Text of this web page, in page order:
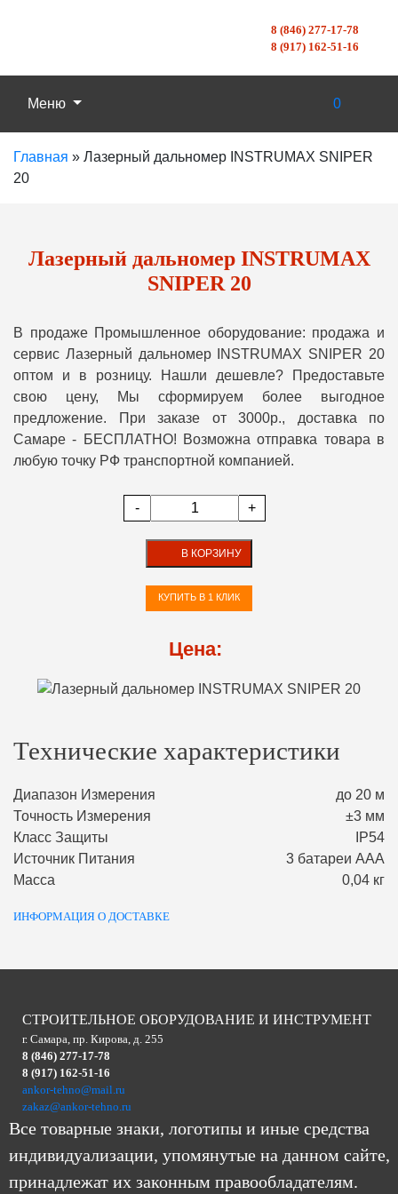
8 (846) 277-17-78
8 (917) 162-51-16
Меню 0
Главная » Лазерный дальномер INSTRUMAX SNIPER
20
Лазерный дальномер INSTRUMAX
SNIPER 20
В продаже Промышленное оборудование: продажа и
сервис Лазерный дальномер INSTRUMAX SNIPER 20
оптом и в розницу. Нашли дешевле? Предоставьте
свою цену, Мы сформируем более выгодное
предложение. При заказе от 3000р., доставка по
Самаре - БЕСПЛАТНО! Возможна отправка товара в
любую точку РФ транспортной компанией.
- +
В КОРЗИНУ
КУПИТЬ В 1 КЛИК
Цена:
Технические характеристики
Диапазон Измерения
до 20 м
Точность Измерения
±3 мм
Класс Защиты
IP54
Источник Питания
3 батареи ААA
Масса
0,04 кг
ИНФОРМАЦИЯ О ДОСТАВКЕ
СТРОИТЕЛЬНОЕ ОБОРУДОВАНИЕ И ИНСТРУМЕНТ
г. Самара, пр. Кирова, д. 255
8 (846) 277-17-78
8 (917) 162-51-16
ankor-tehno@mail.ru
zakaz@ankor-tehno.ru
Все товарные знаки, логотипы и иные средства
индивидуализации, упомянутые на данном сайте,
принадлежат их законным правообладателям.